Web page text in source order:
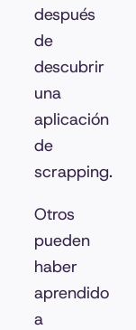
después
de
descubrir
una
aplicación
de
scrapping.
Otros
pueden
haber
aprendido
a